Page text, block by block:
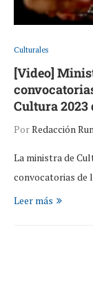
Culturales
[Video]
Cultura 2023
PorRedacción
La ministra de
convocatorias
Leer más